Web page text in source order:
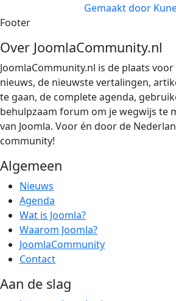
Gemaakt door
Footer
Over JoomlaCommunity.nl
JoomlaCommunity.nl is de plaats
nieuws, de nieuwste vertalingen,
te gaan, de complete agenda,
behulpzaam forum om je wegwijs te
van Joomla. Voor én door de
community!
Algemeen
Nieuws
Agenda
Wat is Joomla?
Waarom Joomla?
JoomlaCommunity
Contact
Aan de slag